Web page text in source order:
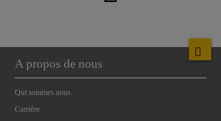
A propos de nous
Qui sommes nous
Carrière